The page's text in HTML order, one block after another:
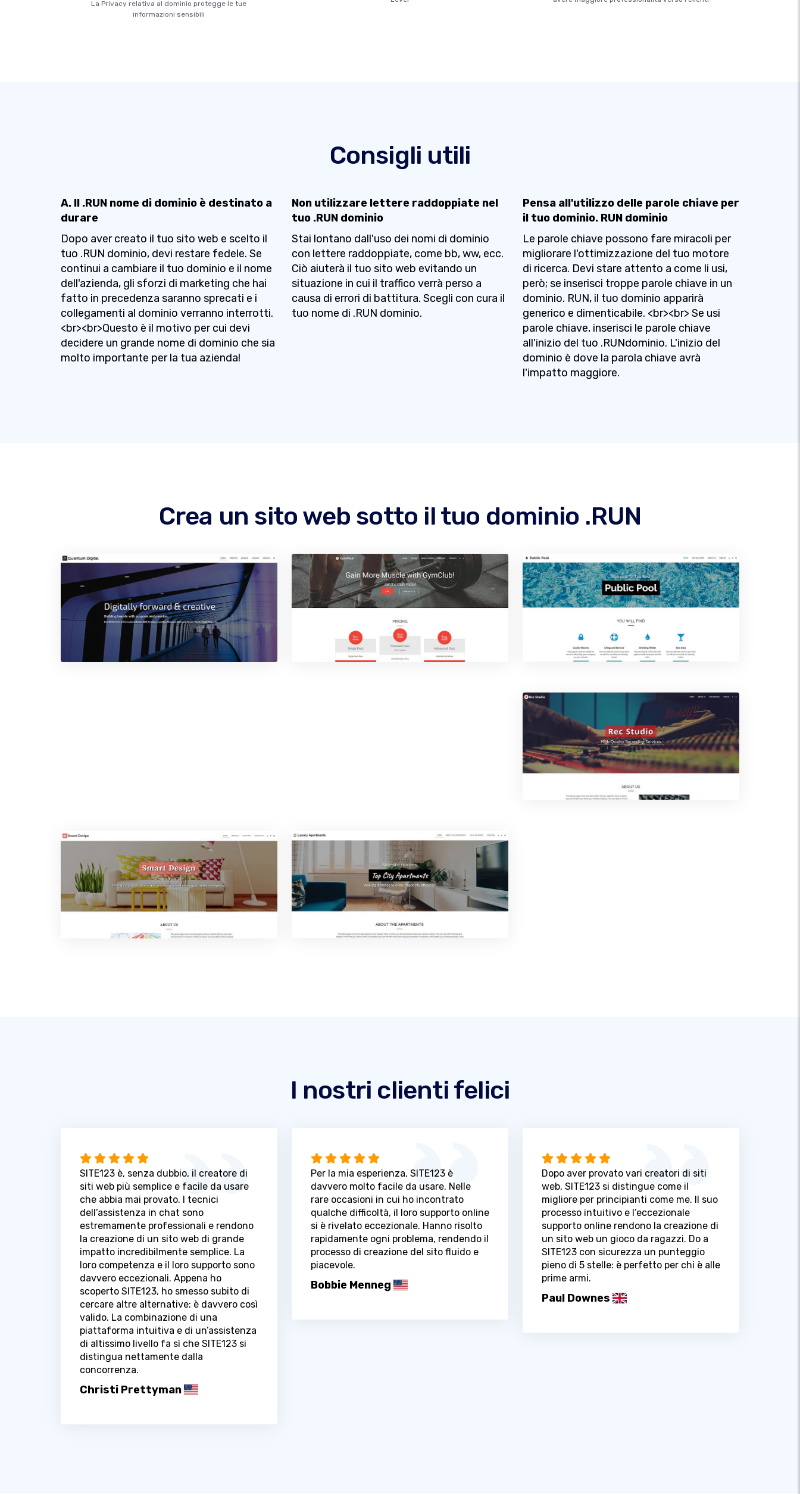
La Privacy relativa al dominio protegge le tue
informazioni sensibili
Consigli utili
A. Il .RUN nome di dominio è destinato a
durare
Dopo aver creato il tuo sito web e scelto il
tuo .RUN dominio, devi restare fedele. Se
continui a cambiare il tuo dominio e il nome
dell'azienda, gli sforzi di marketing che hai
fatto in precedenza saranno sprecati e i
collegamenti al dominio verranno interrotti.
<br><br>Questo è il motivo per cui devi
decidere un grande nome di dominio che sia
molto importante per la tua azienda!
Non utilizzare lettere raddoppiate nel
tuo .RUN dominio
Stai lontano dall'uso dei nomi di dominio
con lettere raddoppiate, come bb, ww, ecc.
Ciò aiuterà il tuo sito web evitando un
situazione in cui il traffico verrà perso a
causa di errori di battitura. Scegli con cura il
tuo nome di .RUN dominio.
Pensa all'utilizzo delle parole chiave per
il tuo dominio. RUN dominio
Le parole chiave possono fare miracoli per
migliorare l'ottimizzazione del tuo motore
di ricerca. Devi stare attento a come li usi,
però; se inserisci troppe parole chiave in un
dominio. RUN, il tuo dominio apparirà
generico e dimenticabile. <br><br> Se usi
parole chiave, inserisci le parole chiave
all'inizio del tuo .RUNdominio. L'inizio del
dominio è dove la parola chiave avrà
l'impatto maggiore.
Crea un sito web sotto il tuo dominio .RUN
I nostri clienti felici
SITE123 è, senza dubbio, il creatore di
siti web più semplice e facile da usare
che abbia mai provato. I tecnici
dell’assistenza in chat sono
estremamente professionali e rendono
la creazione di un sito web di grande
impatto incredibilmente semplice. La
loro competenza e il loro supporto sono
davvero eccezionali. Appena ho
scoperto SITE123, ho smesso subito di
cercare altre alternative: è davvero così
valido. La combinazione di una
piattaforma intuitiva e di un’assistenza
di altissimo livello fa sì che SITE123 si
distingua nettamente dalla
concorrenza.
Christi Prettyman
Per la mia esperienza, SITE123 è
davvero molto facile da usare. Nelle
rare occasioni in cui ho incontrato
qualche difficoltà, il loro supporto online
si è rivelato eccezionale. Hanno risolto
rapidamente ogni problema, rendendo il
processo di creazione del sito fluido e
piacevole.
Bobbie Menneg
Dopo aver provato vari creatori di siti
web, SITE123 si distingue come il
migliore per principianti come me. Il suo
processo intuitivo e l’eccezionale
supporto online rendono la creazione di
un sito web un gioco da ragazzi. Do a
SITE123 con sicurezza un punteggio
pieno di 5 stelle: è perfetto per chi è alle
prime armi.
Paul Downes